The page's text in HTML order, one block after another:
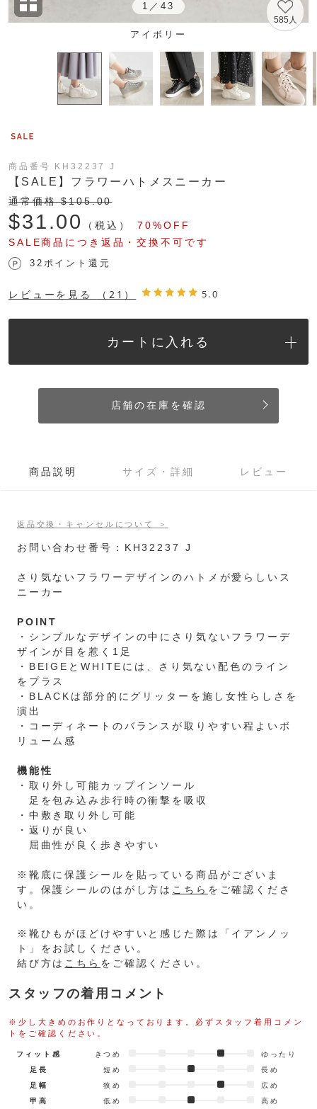
1 ／ 43
585人
アイボリー
商品番号 KH32237 J
【SALE】フラワーハトメスニーカー
通常価格 $‌105.00
$‌31.00 （税込）
70%OFF
SALE商品につき返品・交換不可です
32ポイント還元
レビューを見る （21） 5.0
カートに入れる
店舗の在庫を確認
商品説明 サイズ・詳細 レビュー
返品交換・キャンセルについて ＞
お問い合わせ番号：KH32237 J
さり気ないフラワーデザインのハトメが愛らしいス
ニーカー
POINT
・シンプルなデザインの中にさり気ないフラワーデ
ザインが目を惹く1足
・BEIGEとWHITEには、さり気ない配色のライン
をプラス
・BLACKは部分的にグリッターを施し女性らしさを
演出
・コーディネートのバランスが取りやすい程よいボ
リューム感
機能性
・取り外し可能カップインソール
足を包み込み歩行時の衝撃を吸収
・中敷き取り外し可能
・返りが良い
屈曲性が良く歩きやすい
※靴底に保護シールを貼っている商品がございま
す。保護シールのはがし方は こちら をご確認くださ
い。
※靴ひもがほどけやすいと感じた際は「イアンノッ
ト」をお試しください。
結び方は こちら をご確認ください。
スタッフの着用コメント
※少し大きめのお作りとなっております。必ずスタッフ着用コメン
トをご確認ください。
フィット感 きつめ
ゆったり
足長
短め
長め
足幅
狭め
広め
甲高
低め 高め